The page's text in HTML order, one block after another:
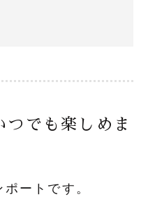
つでも楽しめま
ートです。